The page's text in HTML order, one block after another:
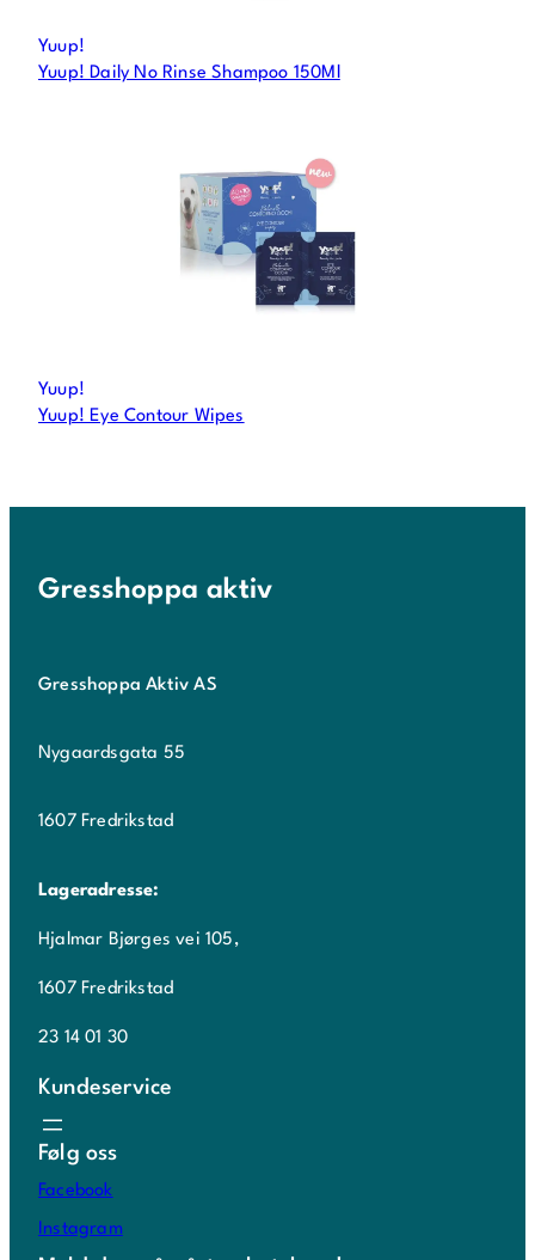
Yuup!
Yuup! Daily No Rinse Shampoo 150Ml
Yuup!
Yuup! Eye Contour Wipes
Gresshoppa aktiv
Gresshoppa Aktiv AS
Nygaardsgata 55
1607 Fredrikstad
Lageradresse:
Hjalmar Bjørges vei 105,
1607 Fredrikstad
23 14 01 30
Kundeservice
Følg oss
Facebook
Instagram